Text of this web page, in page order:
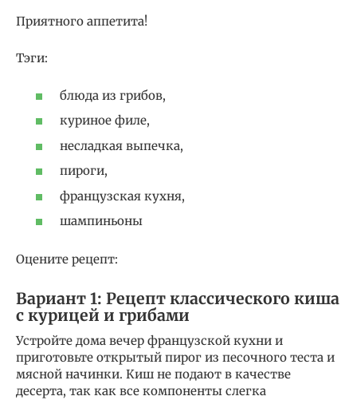
Приятного аппетита!
Тэги:
блюда из грибов,
куриное филе,
несладкая выпечка,
пироги,
французская кухня,
шампиньоны
Оцените рецепт:
Вариант 1: Рецепт классического киша
с курицей и грибами
Устройте дома вечер французской кухни и
приготовьте открытый пирог из песочного теста и
мясной начинки. Киш не подают в качестве
десерта, так как все компоненты слегка